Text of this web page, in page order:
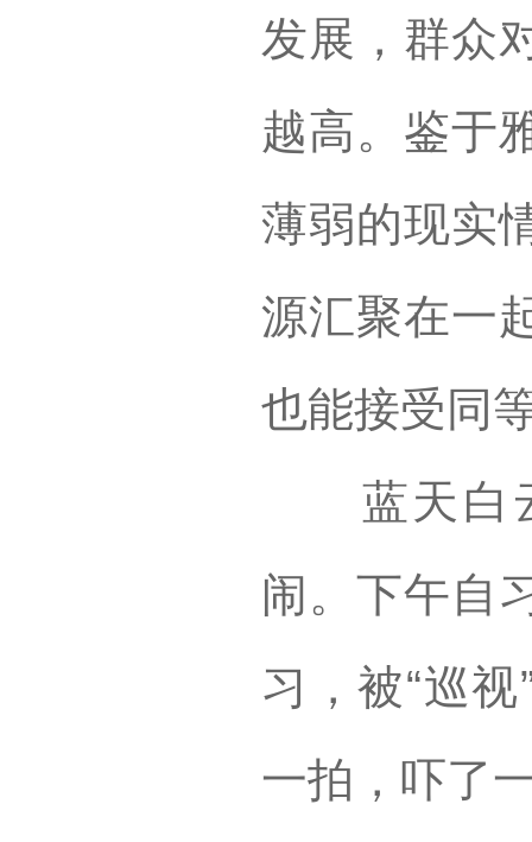
发展，群众
越高。鉴于
薄弱的现实
源汇聚在一
也能接受同
蓝天白云
闹。下午自
习，被“巡
一拍，吓了